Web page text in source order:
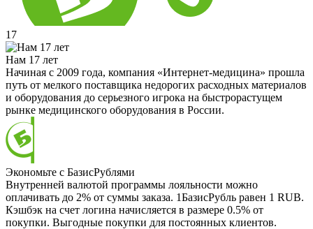
17
Нам 17 лет
Начиная с 2009 года, компания «Интернет-медицина» прошла
путь от мелкого поставщика недорогих расходных материалов
и оборудования до серьезного игрока на быстрорастущем
рынке медицинского оборудования в России.
Экономьте с БазисРублями
Внутренней валютой программы лояльности можно
оплачивать до 2% от суммы заказа. 1БазисРубль равен 1 RUB.
Кэшбэк на счет логина начисляется в размере 0.5% от
покупки. Выгодные покупки для постоянных клиентов.